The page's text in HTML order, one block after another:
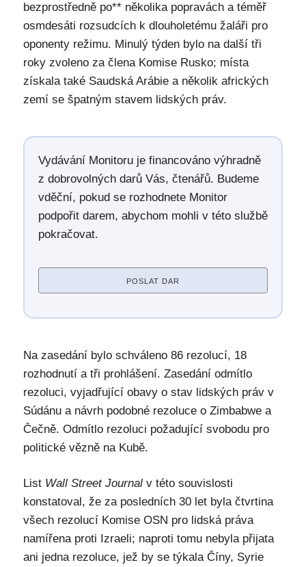
bezprostředně po** několika popravách a téměř
osmdesáti rozsudcích k dlouholetému žaláři pro
oponenty režimu. Minulý týden bylo na další tři
roky zvoleno za člena Komise Rusko; místa
získala také Saudská Arábie a několik afrických
zemí se špatným stavem lidských práv.
Vydávání Monitoru je financováno výhradně
z dobrovolných darů Vás, čtenářů. Budeme
vděční, pokud se rozhodnete Monitor
podpořit darem, abychom mohli v této službě
pokračovat.
POSLAT DAR
Na zasedání bylo schváleno 86 rezolucí, 18
rozhodnutí a tři prohlášení. Zasedání odmítlo
rezoluci, vyjadřující obavy o stav lidských práv v
Súdánu a návrh podobné rezoluce o Zimbabwe a
Čečně. Odmítlo rezoluci požadující svobodu pro
politické vězně na Kubě.
List Wall Street Journalv této souvislosti
konstatoval, že za posledních 30 let byla čtvrtina
všech rezolucí Komise OSN pro lidská práva
namířena proti Izraeli; naproti tomu nebyla přijata
ani jedna rezoluce, jež by se týkala Číny, Syrie